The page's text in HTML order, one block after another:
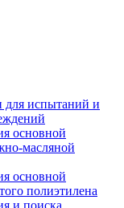
для испытаний и
основной
масляной
основной
полиэтилена
и поиска